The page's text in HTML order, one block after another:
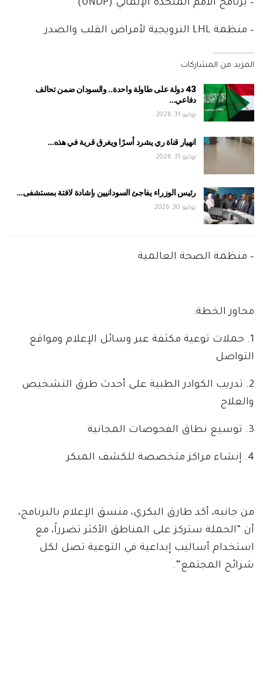
– برنامج الأمم المتحدة الإنمائي (UNDP)
– منظمة LHL النرويجية لأمراض القلب والصدر
المزيد من المشاركات
43 دولة على طاولة واحدة.. والسودان ضمن تحالف
دفاعي…
يوليو 31, 2026
انهيار قناة ري يشرد أسرًا ويغرق قرية في هذه…
يوليو 31, 2026
رئيس الوزراء يفاجئ السودانيين بإشادة لافتة بمستشفى…
يوليو 30, 2026
– منظمة الصحة العالمية
محاور الخطة:
1. حملات توعية مكثفة عبر وسائل الإعلام ومواقع
التواصل
2. تدريب الكوادر الطبية على أحدث طرق التشخيص
والعلاج
3. توسيع نطاق الفحوصات المجانية
4. إنشاء مراكز متخصصة للكشف المبكر
من جانبه، أكد طارق البكري، منسق الإعلام بالبرنامج،
أن “الحملة ستركز على المناطق الأكثر تضرراً، مع
استخدام أساليب إبداعية في التوعية تصل لكل
شرائح المجتمع”.